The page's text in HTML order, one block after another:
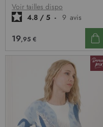
Voir tailles dispo
4.8 / 5 - 9 avis
19,95 €